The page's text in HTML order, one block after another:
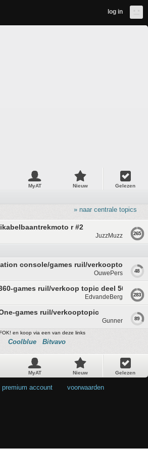
log in
MyAT Nieuw Gelezen
» naar centrale topics
r #2
JuzzMuzz 265
console/games ruil/verkooptopic
OuwePers 48
games ruil/verkoop topic deel 50
EdvandeBerg 283
games ruil/verkooptopic
Gunner 89
en koop via een van deze links
Coolblue Bitvavo
MyAT Nieuw Gelezen
premium account voorwaarden